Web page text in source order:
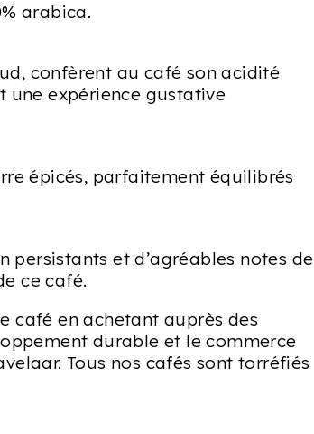
arabica.
confèrent au café son acidité
une expérience gustative
épicés, parfaitement équilibrés
persistants et d’agréables notes de
ce café.
café en achetant auprès des
durable et le commerce
Tous nos cafés sont torréfiés